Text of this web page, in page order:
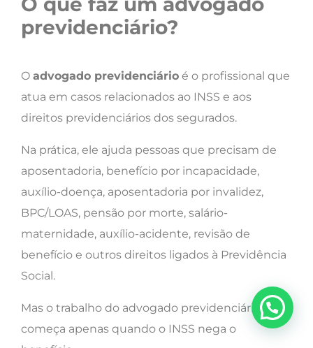
previdenciário?
O advogado previdenciário é o profissional que
atua em casos relacionados ao INSS e aos
direitos previdenciários dos segurados.
Na prática, ele ajuda pessoas que precisam de
aposentadoria, benefício por incapacidade,
auxílio-doença, aposentadoria por invalidez,
BPC/LOAS, pensão por morte, salário-
maternidade, auxílio-acidente, revisão de
benefício e outros direitos ligados à Previdência
Social.
Mas o trabalho do advogado previdenciário não
começa apenas quando o INSS nega o